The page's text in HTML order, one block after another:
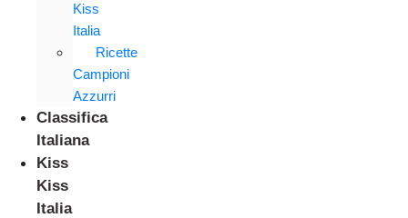
Kiss
Italia
Ricette
Campioni
Azzurri
Classifica
Italiana
Kiss
Kiss
Italia